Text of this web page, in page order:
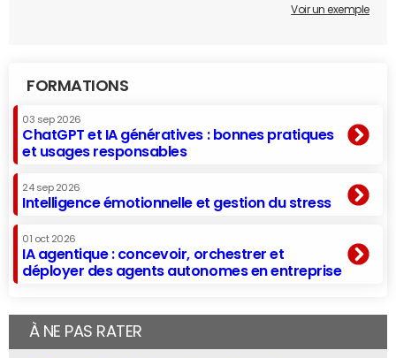
Voir un exemple
FORMATIONS
03 sep 2026
ChatGPT et IA génératives : bonnes pratiques
et usages responsables
24 sep 2026
Intelligence émotionnelle et gestion du stress
01 oct 2026
IA agentique : concevoir, orchestrer et
déployer des agents autonomes en entreprise
À NE PAS RATER